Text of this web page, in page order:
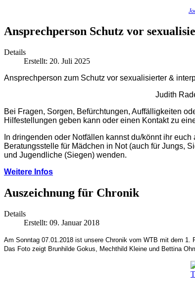
Ansprechperson Schutz vor
Details
Erstellt: 20. Juli 2025
Ansprechperson zum Schutz vor sexualisierter &
Judith
Bei Fragen, Sorgen, Befürchtungen, Auffälligkeiten
Hilfestellungen geben kann oder einen Kontakt zu
In dringenden oder Notfällen kannst du/könnt ihr
Beratungsstelle für Mädchen in Not (auch für Jungs,
und Jugendliche (Siegen) wenden.
Weitere Infos
Auszeichnung für Chronik
Details
Erstellt: 09. Januar 2018
Am Sonntag 07.01.2018 ist unsere Chronik vom WTB mit dem 1.
Das Foto zeigt Brunhilde Gokus, Mechthild Kleine und Bettina